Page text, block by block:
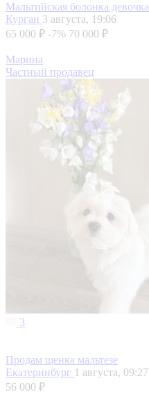
Мальтийская болонка девочка
Курган 3 августа, 19:06
65 000 ₽ -7% 70 000 ₽
Марина
Частный продавец
3
Продам щенка мальтезе
Екатеринбург 1 августа, 09:27
56 000 ₽